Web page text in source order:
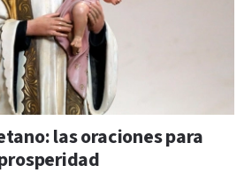
las oraciones para